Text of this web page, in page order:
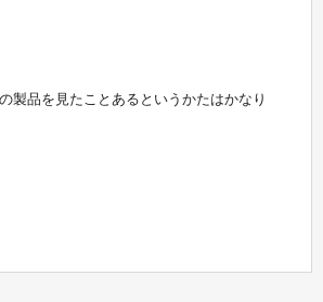
製品を見たことあるというかたはかなり